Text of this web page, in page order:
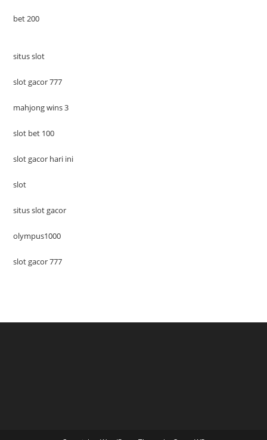
bet 200
situs slot
slot gacor 777
mahjong wins 3
slot bet 100
slot gacor hari ini
slot
situs slot gacor
olympus1000
slot gacor 777